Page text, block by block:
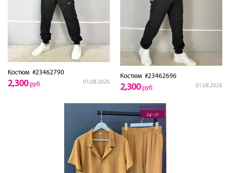
Костюм #23462790
01.08.2026
2,300руб
Костюм #23462696
01.08.2026
2,300руб